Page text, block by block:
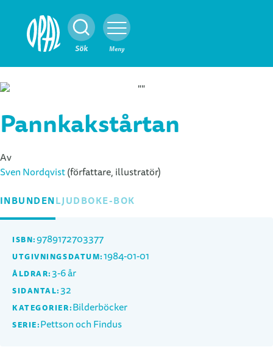
Sök
Stäng Meny
Pannkakstårtan
Av
Sven Nordqvist(författare, illustratör)
INBUNDENLJUDBOKE-BOK
ISBN:9789172703377
UTGIVNINGSDATUM:1984-01-01
ÅLDRAR:3-6 år
SIDANTAL:32
KATEGORIER:Bilderböcker
SERIE:Pettson och Findus